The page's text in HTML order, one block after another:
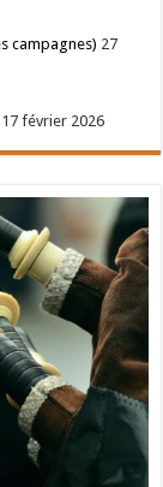
campagnes) 27
17 février 2026